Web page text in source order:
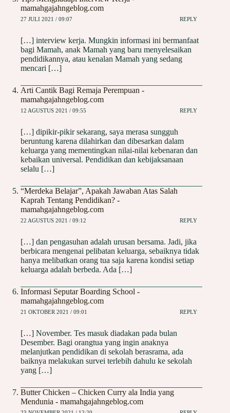
mamahgajahngeblog.com
27 JULI 2021 / 09:07 REPLY
[…] interview kerja. Mungkin informasi ini bermanfaat
bagi Mamah, anak Mamah yang baru menyelesaikan
pendidikannya, atau kenalan Mamah yang sedang
mencari […]
Arti Cantik Bagi Remaja Perempuan -
mamahgajahngeblog.com
12 AGUSTUS 2021 / 09:55 REPLY
[…] dipikir-pikir sekarang, saya merasa sungguh
beruntung karena dilahirkan dan dibesarkan dalam
keluarga yang mementingkan nilai-nilai kebenaran dan
kebaikan universal. Pendidikan dan kebijaksanaan
selalu […]
“Merdeka Belajar”, Apakah Jawaban Atas Salah
Kaprah Tentang Pendidikan? -
mamahgajahngeblog.com
22 AGUSTUS 2021 / 09:12 REPLY
[…] dan pengasuhan adalah urusan bersama. Jadi, jika
berbicara mengenai pelibatan keluarga, sebaiknya tidak
hanya melibatkan orang tua saja karena kondisi setiap
keluarga adalah berbeda. Ada […]
Informasi Seputar Boarding School -
mamahgajahngeblog.com
21 OKTOBER 2021 / 09:01 REPLY
[…] November. Tes masuk diadakan pada bulan
Desember. Bagi orangtua yang ingin anaknya
melanjutkan pendidikan di sekolah berasrama, ada
baiknya melakukan survei terlebih dahulu ke sekolah
yang […]
Butter Chicken – Chicken Curry ala India yang
Mendunia - mamahgajahngeblog.com